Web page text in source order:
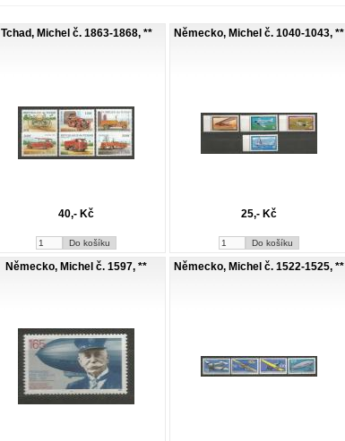
Tchad, Michel č. 1863-1868, **
40,- Kč
Německo, Michel č. 1040-1043, **
25,- Kč
Německo, Michel č. 1597, ** Německo, Michel č. 1522-1525, **